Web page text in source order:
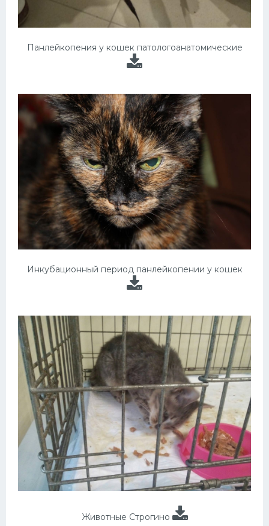
Панлейкопения у кошек патологоанатомические
Инкубационный период панлейкопении у кошек
Животные Строгино